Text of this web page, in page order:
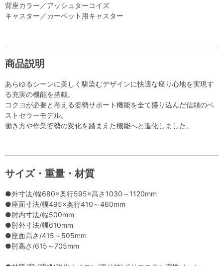
背座カラー／アッシュターコイズ
キャスター／カーペット用キャスター
商品説明
あらゆるシーンに美しく馴染むデザインに快適な座り心地を実現す
る充実の機能を搭載。
コクヨが必要と考える姿勢サポート機能を全て盛り込んだ信頼のベ
ストセラーモデル。
働き方や作業姿勢の変化を踏まえた機能へと進化しました。
サイズ・重量・材質
●外寸法/幅680×奥行595×高さ1030～1120mm
●座面寸法/幅495×奥行410～460mm
●肘内寸法/幅500mm
●肘外寸法/幅610mm
●座面高さ/415～505mm
●肘高さ/615～705mm